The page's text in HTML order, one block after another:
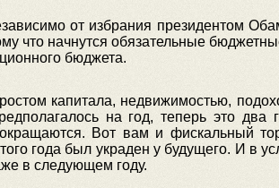
от избрания президентом
что начнутся обязательные
бюджета.
капитала, недвижимостью,
на год, теперь это два
Вот вам и фискальный
года был украден у будущего. И в
в следующем году.